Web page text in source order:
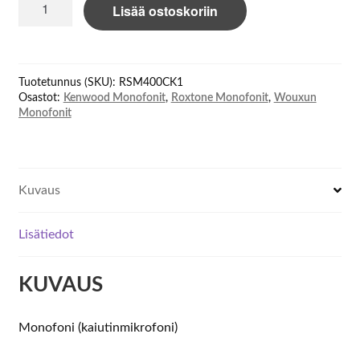
RSM400CK1
Lisää ostoskoriin
Tuotetunnus (SKU): RSM400CK1
Osastot: Kenwood Monofonit, Roxtone Monofonit, Wouxun
Monofonit
Kuvaus
Lisätiedot
KUVAUS
Monofoni (kaiutinmikrofoni)